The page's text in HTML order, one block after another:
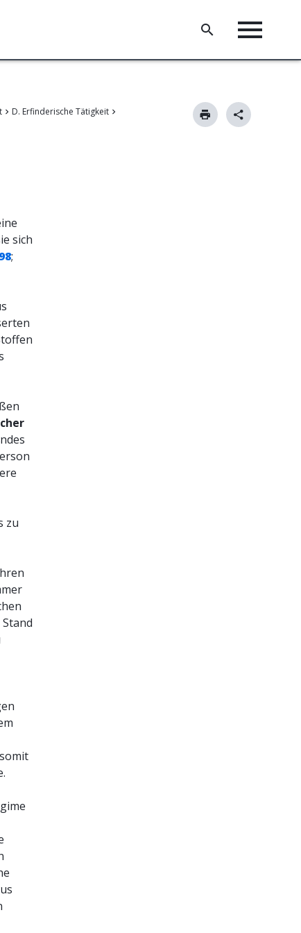
D. Erfinderische Tätigkeit
sich
;
zu